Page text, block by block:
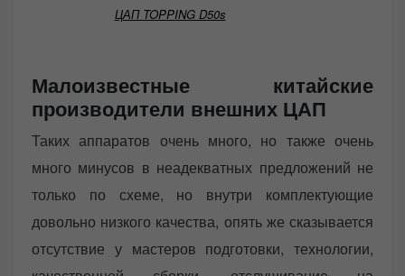
ЦАП TOPPING D50s
Малоизвестные китайские
производители внешних ЦАП
Таких аппаратов очень много, но также очень
много минусов в неадекватных предложений не
только по схеме, но внутри комплектующие
довольно низкого качества, опять же сказывается
отсутствие у мастеров подготовки, технологии,